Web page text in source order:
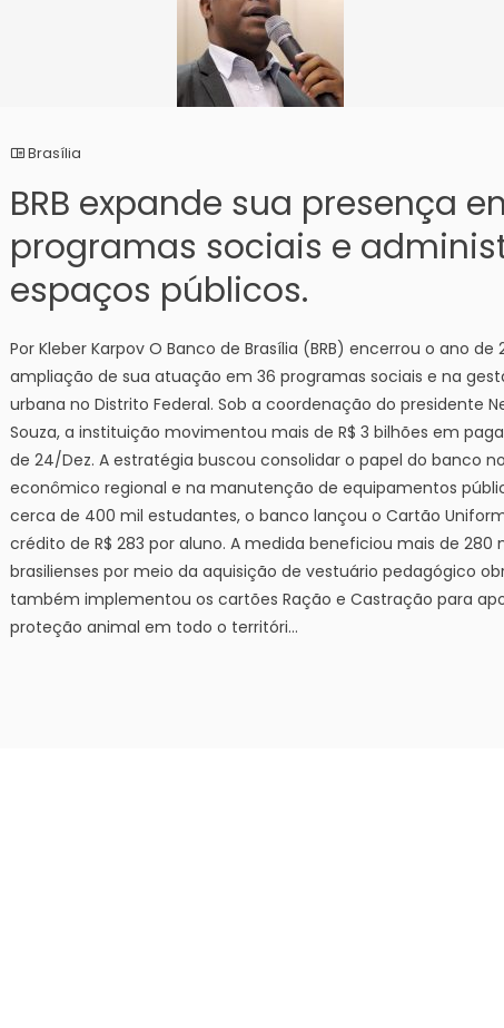
Brasília
BRB expande sua presença
programas sociais e
espaços públicos.
Por Kleber Karpov O Banco de Brasília (BRB) encerrou o ano de
ampliação de sua atuação em 36 programas sociais e na
urbana no Distrito Federal. Sob a coordenação do presidente
Souza, a instituição movimentou mais de R$ 3 bilhões em
de 24/Dez. A estratégia buscou consolidar o papel do banco
econômico regional e na manutenção de equipamentos
cerca de 400 mil estudantes, o banco lançou o Cartão
crédito de R$ 283 por aluno. A medida beneficiou mais de 280
brasilienses por meio da aquisição de vestuário pedagógico
também implementou os cartões Ração e Castração para
proteção animal em todo o territóri...